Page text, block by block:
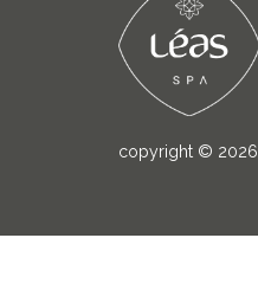
copyright © 2026